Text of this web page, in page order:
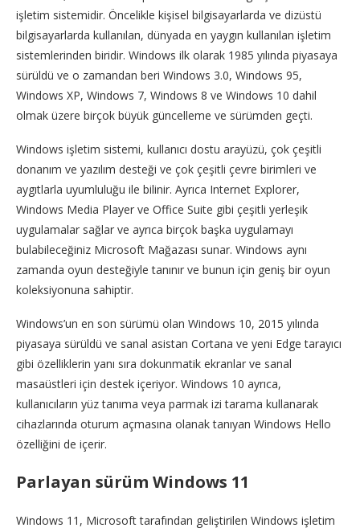
işletim sistemidir. Öncelikle kişisel bilgisayarlarda ve dizüstü
bilgisayarlarda kullanılan, dünyada en yaygın kullanılan işletim
sistemlerinden biridir. Windows ilk olarak 1985 yılında piyasaya
sürüldü ve o zamandan beri Windows 3.0, Windows 95,
Windows XP, Windows 7, Windows 8 ve Windows 10 dahil
olmak üzere birçok büyük güncelleme ve sürümden geçti.
Windows işletim sistemi, kullanıcı dostu arayüzü, çok çeşitli
donanım ve yazılım desteği ve çok çeşitli çevre birimleri ve
aygıtlarla uyumluluğu ile bilinir. Ayrıca Internet Explorer,
Windows Media Player ve Office Suite gibi çeşitli yerleşik
uygulamalar sağlar ve ayrıca birçok başka uygulamayı
bulabileceğiniz Microsoft Mağazası sunar. Windows aynı
zamanda oyun desteğiyle tanınır ve bunun için geniş bir oyun
koleksiyonuna sahiptir.
Windows’un en son sürümü olan Windows 10, 2015 yılında
piyasaya sürüldü ve sanal asistan Cortana ve yeni Edge tarayıcı
gibi özelliklerin yanı sıra dokunmatik ekranlar ve sanal
masaüstleri için destek içeriyor. Windows 10 ayrıca,
kullanıcıların yüz tanıma veya parmak izi tarama kullanarak
cihazlarında oturum açmasına olanak tanıyan Windows Hello
özelliğini de içerir.
Parlayan sürüm Windows 11
Windows 11, Microsoft tarafından geliştirilen Windows işletim